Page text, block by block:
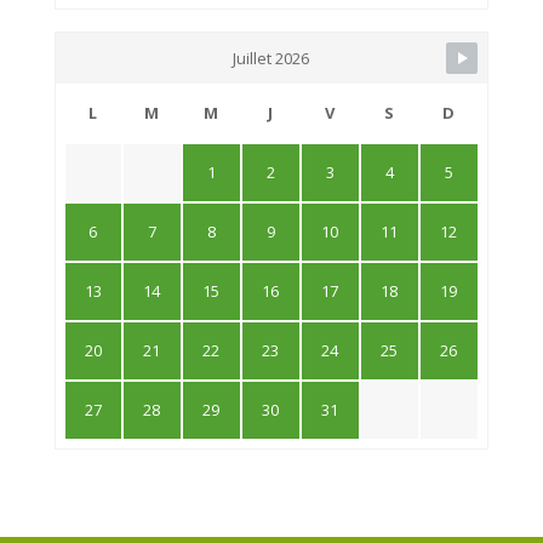
Juillet 2026
L M M J V S D
1 2 3 4 5
6 7 8 9 10 11 12
13 14 15 16 17 18 19
20 21 22 23 24 25 26
27 28 29 30 31